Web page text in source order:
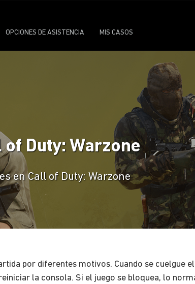
OPCIONES DE ASISTENCIA MIS CASOS
Duty: Warzone
en Call of Duty: Warzone
por diferentes motivos. Cuando se cuelgue
la consola. Si el juego se bloquea, lo